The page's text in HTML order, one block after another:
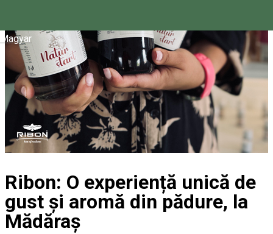
Magyar
Ribon: O experiență unică de
gust și aromă din pădure, la
Mădăraș